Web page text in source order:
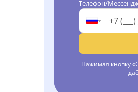
Телефон/
Нажимая кнопку